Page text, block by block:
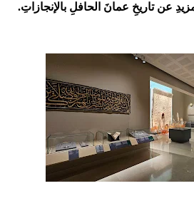
عن تاريخِ عمانَ الحافلِ بالإنجازاتِ.